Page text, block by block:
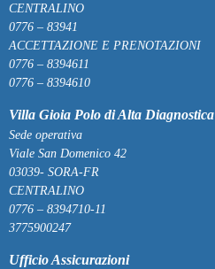
CENTRALINO
0776 – 83941
ACCETTAZIONE E PRENOTAZIONI
0776 – 8394611
0776 – 8394610
Villa Gioia Polo di Alta Diagnostica
Sede operativa
Viale San Domenico 42
03039- SORA-FR
CENTRALINO
0776 – 8394710-11
3775900247
Ufficio Assicurazioni